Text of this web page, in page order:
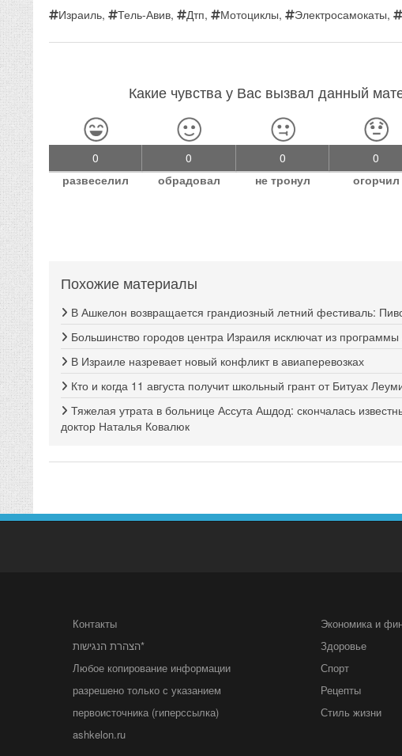
Израиль, Тель-Авив, Дтп, Мотоциклы, Электросамокаты,
Какие чувства у Вас вызвал данный
0
развеселил
0
обрадовал
0
не тронул
0
огорчил
Похожие материалы
В Ашкелон возвращается грандиозный летний фестиваль:
Большинство городов центра Израиля исключат из программы
В Израиле назревает новый конфликт в авиаперевозках
Кто и когда 11 августа получит школьный грант от Битуах
Тяжелая утрата в больнице Ассута Ашдод: скончалась
доктор Наталья Ковалюк
Контакты
הצהרת הנגישות*
Любое копирование информации
разрешено только с указанием
первоисточника (гиперссылка)
ashkelon.ru
Экономика и
Здоровье
Спорт
Рецепты
Стиль жизни